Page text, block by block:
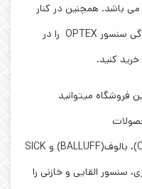
می باشد. همچنین در کنار
محصولات لنبائو، مجموعه ی ما نمایندگی سنسور OPTEX را در
خرید کنید.
فروشگاه میتوانید
آتونیکس(AUTONICS)، امرن(OMRON)، بالوف(BALLUFF) و SICK
سنسور القایی و خازنی را